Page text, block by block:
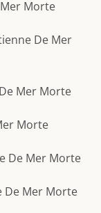
Morte
De Mer
Mer Morte
Morte
De Mer Morte
De Mer Morte